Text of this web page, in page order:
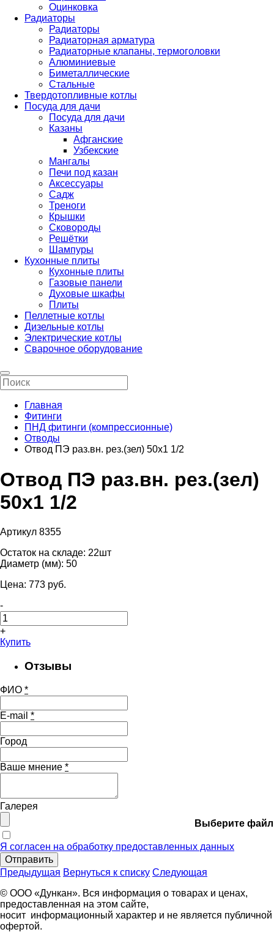
Оцинковка
Радиаторы
Радиаторы
Радиаторная арматура
Радиаторные клапаны, термоголовки
Алюминиевые
Биметаллические
Стальные
Твердотопливные котлы
Посуда для дачи
Посуда для дачи
Казаны
Афганские
Узбекские
Мангалы
Печи под казан
Аксессуары
Садж
Треноги
Крышки
Сковороды
Решётки
Шампуры
Кухонные плиты
Кухонные плиты
Газовые панели
Духовые шкафы
Плиты
Пеллетные котлы
Дизельные котлы
Электрические котлы
Сварочное оборудование
Главная
Фитинги
ПНД фитинги (компрессионные)
Отводы
Отвод ПЭ раз.вн. рез.(зел) 50х1 1/2
Отвод ПЭ раз.вн. рез.(зел)
50х1 1/2
Артикул 8355
Остаток на складе: 22шт
Диаметр (мм): 50
Цена: 773 pуб.
-
+
Купить
Отзывы
ФИО *
E-mail *
Город
Ваше мнение *
Галерея
Выберите файл
Я согласен на обработку предоставленных данных
Отправить
Предыдущая Вернуться к списку Следующая
© ООО «Дункан». Вся информация о товарах и ценах,
предоставленная на этом сайте,
носит информационный характер и не является публичной
офертой.